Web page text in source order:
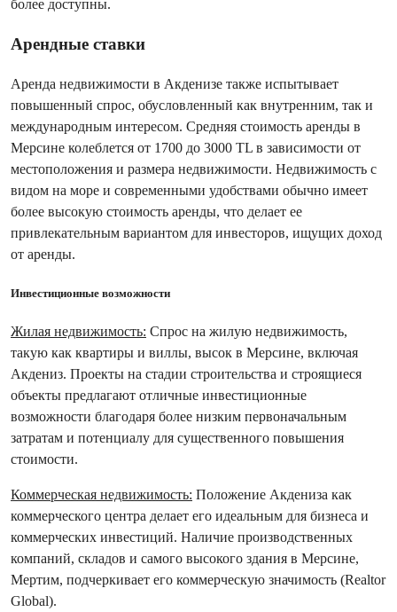
более доступны.
Арендные ставки
Аренда недвижимости в Акденизе также испытывает
повышенный спрос, обусловленный как внутренним, так и
международным интересом. Средняя стоимость аренды в
Мерсине колеблется от 1700 до 3000 TL в зависимости от
местоположения и размера недвижимости. Недвижимость с
видом на море и современными удобствами обычно имеет
более высокую стоимость аренды, что делает ее
привлекательным вариантом для инвесторов, ищущих доход
от аренды.
Инвестиционные возможности
Жилая недвижимость: Спрос на жилую недвижимость,
такую ​​как квартиры и виллы, высок в Мерсине, включая
Акдениз. Проекты на стадии строительства и строящиеся
объекты предлагают отличные инвестиционные
возможности благодаря более низким первоначальным
затратам и потенциалу для существенного повышения
стоимости.
Коммерческая недвижимость: Положение Акдениза как
коммерческого центра делает его идеальным для бизнеса и
коммерческих инвестиций. Наличие производственных
компаний, складов и самого высокого здания в Мерсине,
Мертим, подчеркивает его коммерческую значимость (Realtor
Global).